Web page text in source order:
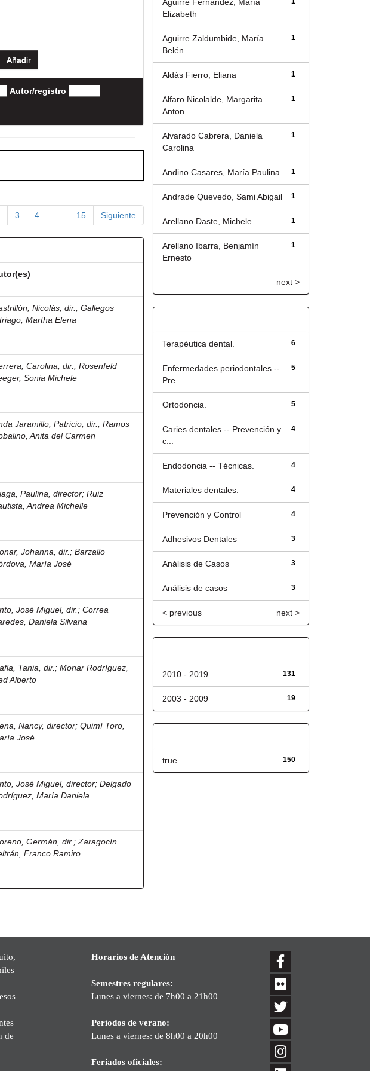
Autor/registro
3 4 15 Siguiente
Nicolás, dir. ;Gallegos
Martha Elena
Carolina, dir. ;Rosenfeld
Sonia Michele
Jaramillo, Patricio, dir. ;Ramos
Anita del Carmen
Paulina, director;Ruiz
Andrea Michelle
Johanna, dir. ;Barzallo
María José
José Miguel, dir. ;Correa
Daniela Silvana
Tania, dir. ;Monar Rodríguez,
Alberto
Nancy, director;Quimí Toro,
José
José Miguel, director;Delgado
María Daniela
Germán, dir. ;Zaragocín
Franco Ramiro
Elizabeth
1
Aguirre Zaldumbide, María
Belén
1
Aldás Fierro, Eliana
1
Alfaro Nicolalde, Margarita
Anton...
1
Alvarado Cabrera, Daniela
Carolina
1
Andino Casares, María Paulina
1
Andrade Quevedo, Sami Abigail
1
Arellano Daste, Michele
1
Arellano Ibarra, Benjamín
Ernesto
next >
6
Terapéutica dental.
5
Enfermedades periodontales --
Pre...
5
Ortodoncia.
4
Caries dentales -- Prevención y
c...
4
Endodoncia -- Técnicas.
4
Materiales dentales.
4
Prevención y Control
3
Adhesivos Dentales
3
Análisis de Casos
3
Análisis de casos
< previous next >
131
2010 - 2019
19
2003 - 2009
150
true
de
Horarios de Atención
Semestres regulares:
Lunes a viernes: de 7h00 a 21h00
Períodos de verano:
Lunes a viernes: de 8h00 a 20h00
Feriados oficiales: